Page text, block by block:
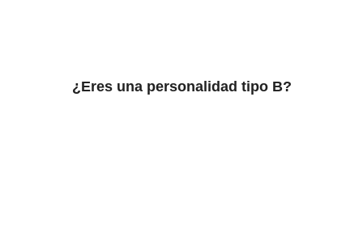
¿Eres una personalidad tipo B?